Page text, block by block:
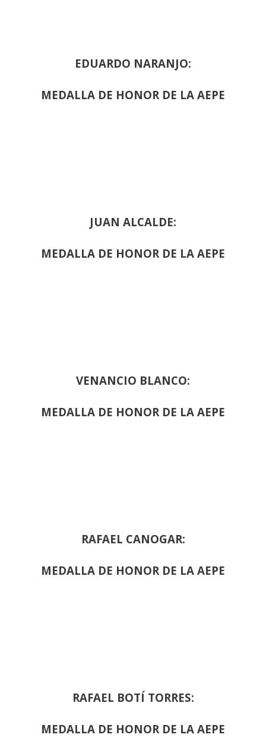
EDUARDO NARANJO:
MEDALLA DE HONOR DE LA AEPE
JUAN ALCALDE:
MEDALLA DE HONOR DE LA AEPE
VENANCIO BLANCO:
MEDALLA DE HONOR DE LA AEPE
RAFAEL CANOGAR:
MEDALLA DE HONOR DE LA AEPE
RAFAEL BOTÍ TORRES:
MEDALLA DE HONOR DE LA AEPE